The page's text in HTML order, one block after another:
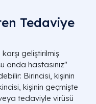
Tedaviye
geliştirilmiş
anda hastasınız"
Birincisi, kişinin
kişinin geçmişte
tedaviyle virüsü